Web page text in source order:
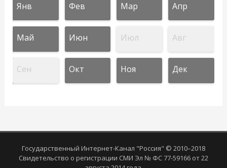
Янв Фев Мар Апр
Май Июн Июл Авг
Сен Окт Ноя Дек
Государственный Интернет-Канал "Россия" © 2010–2018
Свидетельство о регистрации СМИ Эл № ФС 77-59166 от 22